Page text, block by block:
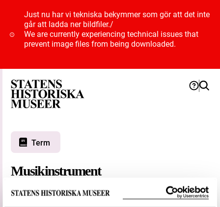
Just nu har vi tekniska bekymmer som gör att det inte
går att ladda ner bildfiler./
We are currently experiencing technical issues that
prevent image files from being downloaded.
Term
Musikinstrument